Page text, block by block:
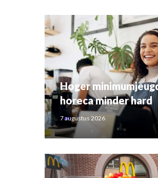
Hoger
horeca minder hard
7 augustus 2026